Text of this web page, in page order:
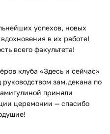
успехов, новых
в их работе!
всего факультета!
клуба «Здесь и сейчас»
зам.декана по
приняли
церемонии — спасибо